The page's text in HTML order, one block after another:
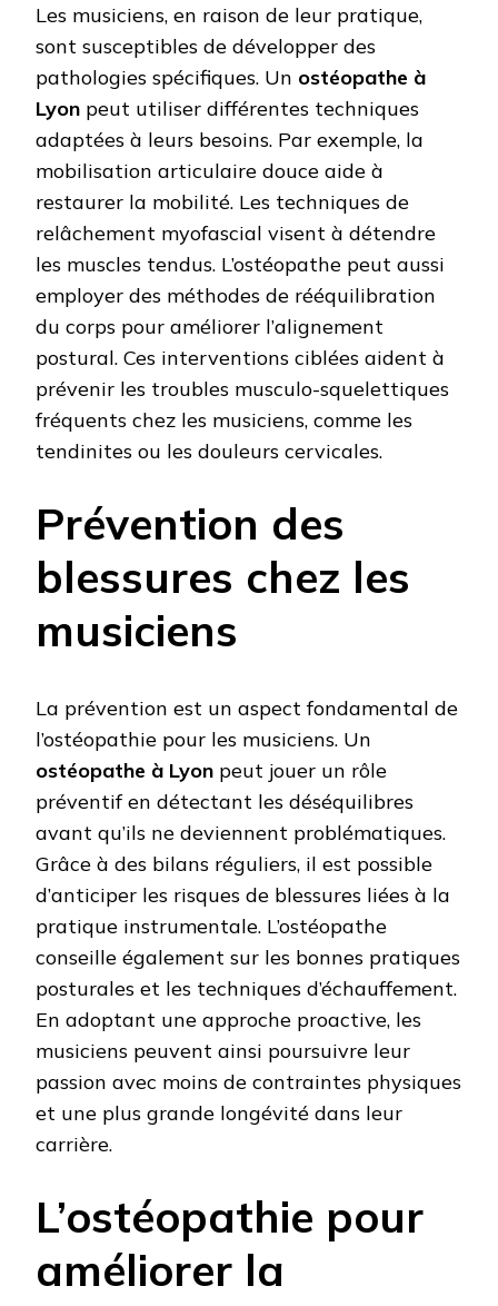
Les musiciens, en raison de leur pratique,
sont susceptibles de développer des
pathologies spécifiques. Un ostéopathe à
Lyon peut utiliser différentes techniques
adaptées à leurs besoins. Par exemple, la
mobilisation articulaire douce aide à
restaurer la mobilité. Les techniques de
relâchement myofascial visent à détendre
les muscles tendus. L’ostéopathe peut aussi
employer des méthodes de rééquilibration
du corps pour améliorer l’alignement
postural. Ces interventions ciblées aident à
prévenir les troubles musculo-squelettiques
fréquents chez les musiciens, comme les
tendinites ou les douleurs cervicales.
Prévention des
blessures chez les
musiciens
La prévention est un aspect fondamental de
l’ostéopathie pour les musiciens. Un
ostéopathe à Lyon peut jouer un rôle
préventif en détectant les déséquilibres
avant qu’ils ne deviennent problématiques.
Grâce à des bilans réguliers, il est possible
d’anticiper les risques de blessures liées à la
pratique instrumentale. L’ostéopathe
conseille également sur les bonnes pratiques
posturales et les techniques d’échauffement.
En adoptant une approche proactive, les
musiciens peuvent ainsi poursuivre leur
passion avec moins de contraintes physiques
et une plus grande longévité dans leur
carrière.
L’ostéopathie pour
améliorer la